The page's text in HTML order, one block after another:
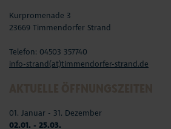
Kurpromenade 3
23669 Timmendorfer Strand
Telefon: 04503 357740
info-strand(at)timmendorfer-strand.de
01. Januar - 31. Dezember
02.01. - 25.03.